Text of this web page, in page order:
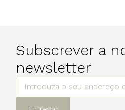
Subscrever a
newsletter